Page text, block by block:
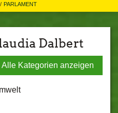
PARLAMENT
Dalbert
Alle Kategorien anzeigen